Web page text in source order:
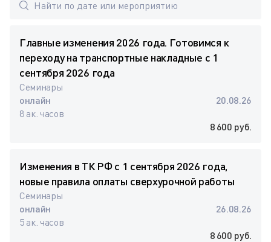
Главные изменения 2026 года. Готовимся к
переходу на транспортные накладные с 1
сентября 2026 года
Семинары
онлайн
8 ак. часов
20.08.26
8 600 руб.
Изменения в ТК РФ с 1 сентября 2026 года,
новые правила оплаты сверхурочной работы
Семинары
онлайн
5 ак. часов
26.08.26
8 600 руб.